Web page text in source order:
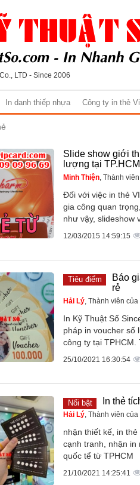
LTD - Since 2006
In danh thiếp nhựa Công ty in thẻ
Slide show giới
lượng tại TP.HCM
Minh Thiện , Thành
Đối với việc in thẻ
gia công quan
như vậy, slideshow
12/03/2015 14:59:15
Tiêu điểm
Báo
rẻ
Hải Lý , Thành viên
In Kỹ Thuật Số
pháp in voucher số
công ty tại TPHCM.
25/10/2021 16:30:54
Nổi bật In thẻ
Hải Lý , Thành viên
nhận thiết kế, in
cạnh tranh, nhận in
quốc tể từ TPHCM
21/10/2021 14:25:41